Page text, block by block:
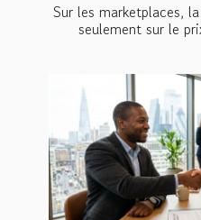
Sur les marketplaces,
seulement sur le